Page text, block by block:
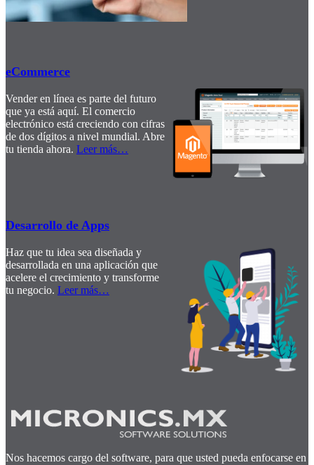
eCommerce
Vender en línea es parte del futuro
que ya está aquí. El comercio
electrónico está creciendo con cifras
de dos dígitos a nivel mundial. Abre
tu tienda ahora. Leer más…
Desarrollo de Apps
Haz que tu idea sea diseñada y
desarrollada en una aplicación que
acelere el crecimiento y transforme
tu negocio. Leer más…
Nos hacemos cargo del software, para que usted pueda enfocarse en